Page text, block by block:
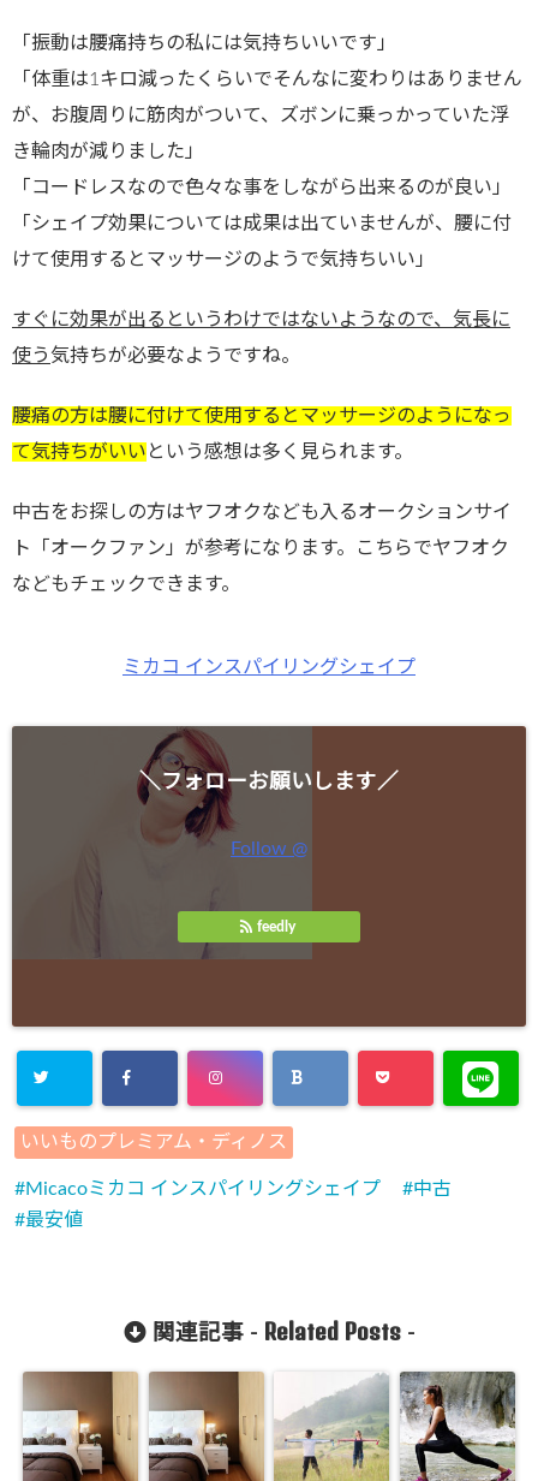
「振動は腰痛持ちの私には気持ちいいです」
「体重は1キロ減ったくらいでそんなに変わりはありません
が、お腹周りに筋肉がついて、ズボンに乗っかっていた浮
き輪肉が減りました」
「コードレスなので色々な事をしながら出来るのが良い」
「シェイプ効果については成果は出ていませんが、腰に付
けて使用するとマッサージのようで気持ちいい」
すぐに効果が出るというわけではないようなので、気長に
使う気持ちが必要なようですね。
腰痛の方は腰に付けて使用するとマッサージのようになっ
て気持ちがいい という感想は多く見られます。
中古をお探しの方はヤフオクなども入るオークションサイ
ト「オークファン」が参考になります。こちらでヤフオク
などもチェックできます。
ミカコ インスパイリングシェイプ
＼フォローお願いします／
Follow @
feedly
いいものプレミアム・ディノス
Micacoミカコ インスパイリングシェイプ
中古
最安値
関連記事 - Related Posts-